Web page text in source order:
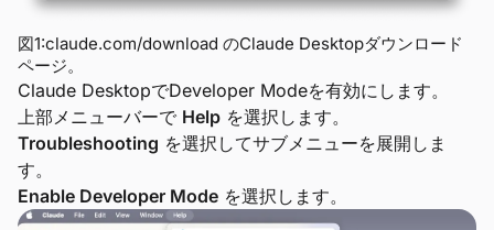
図1:claude.com/download のClaude Desktopダウンロード
ページ。
Claude DesktopでDeveloper Modeを有効にします。
上部メニューバーで Help を選択します。
Troubleshooting を選択してサブメニューを展開しま
す。
Enable Developer Mode を選択します。